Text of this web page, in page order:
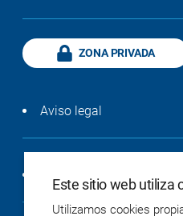
ZONA PRIVADA
Aviso legal
Este sitio web utiliza
Utilizamos cookies